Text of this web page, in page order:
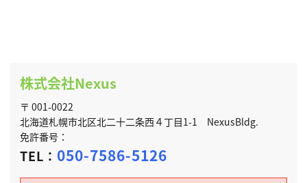
株式会社Nexus
〒 001-0022
北海道札幌市北区北二十二条西４丁目1-1 NexusBldg.
免許番号：
TEL： 050-7586-5126